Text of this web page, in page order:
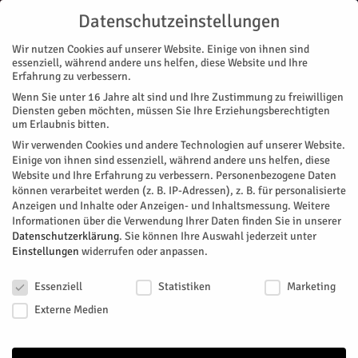
Start
« Alle Veranstaltungen
Diese Veranstaltung hat bereits stattgefunden.
AWO-Seniorennachmittag
Datenschutzeinstellungen
Wir nutzen Cookies auf unserer Website. Einige von ihnen sind
essenziell, während andere uns helfen, diese Website und Ihre
Erfahrung zu verbessern.
Wenn Sie unter 16 Jahre alt sind und Ihre Zustimmung zu freiwilligen
Diensten geben möchten, müssen Sie Ihre Erziehungsberechtigten
um Erlaubnis bitten.
Wir verwenden Cookies und andere Technologien auf unserer Website.
Einige von ihnen sind essenziell, während andere uns helfen, diese
Website und Ihre Erfahrung zu verbessern. Personenbezogene Daten
können verarbeitet werden (z. B. IP-Adressen), z. B. für personalisierte
Anzeigen und Inhalte oder Anzeigen- und Inhaltsmessung. Weitere
Informationen über die Verwendung Ihrer Daten finden Sie in unserer
Datenschutzerklärung. Sie können Ihre Auswahl jederzeit unter
Einstellungen widerrufen oder anpassen.
Essenziell
Statistiken
Marketing
Externe Medien